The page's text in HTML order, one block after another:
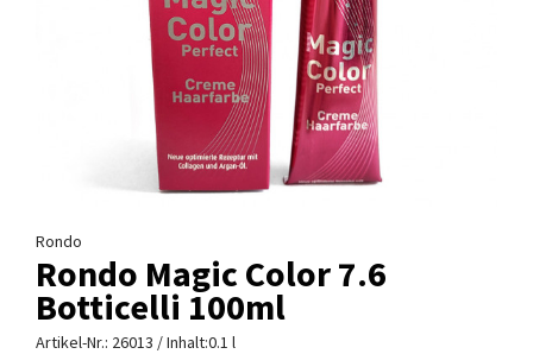
Rondo
Rondo Magic Color 7.6
Botticelli 100ml
Artikel-Nr.: 26013 / Inhalt:0.1 l